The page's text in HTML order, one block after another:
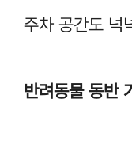
주차 공간도 넉
반려동물 동반